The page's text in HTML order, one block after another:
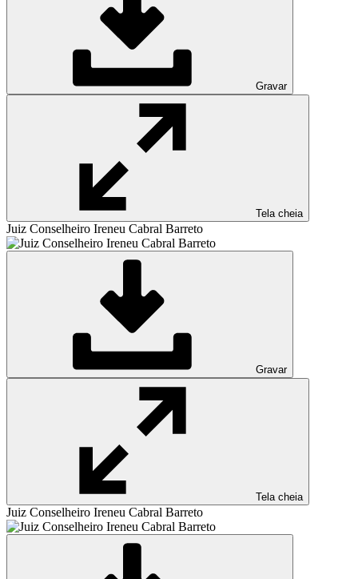
Gravar
Tela cheia
Juiz Conselheiro Ireneu Cabral Barreto
Gravar
Tela cheia
Juiz Conselheiro Ireneu Cabral Barreto